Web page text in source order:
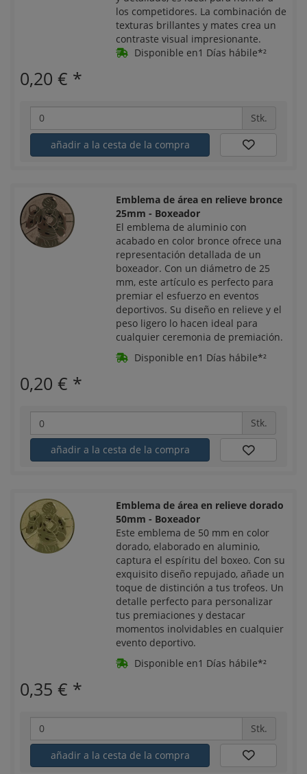
los competidores. La combinación de
texturas brillantes y mates crea un
contraste visual impresionante.
Disponible en1 Días hábile*²
0,20 € *
Stk.
añadir a la cesta de la compra
Emblema de área en relieve bronce
25mm - Boxeador
El emblema de aluminio con
acabado en color bronce ofrece una
representación detallada de un
boxeador. Con un diámetro de 25
mm, este artículo es perfecto para
premiar el esfuerzo en eventos
deportivos. Su diseño en relieve y el
peso ligero lo hacen ideal para
cualquier ceremonia de premiación.
Disponible en1 Días hábile*²
0,20 € *
Stk.
añadir a la cesta de la compra
Emblema de área en relieve dorado
50mm - Boxeador
Este emblema de 50 mm en color
dorado, elaborado en aluminio,
captura el espíritu del boxeo. Con su
exquisito diseño repujado, añade un
toque de distinción a tus trofeos. Un
detalle perfecto para personalizar
tus premiaciones y destacar
momentos inolvidables en cualquier
evento deportivo.
Disponible en1 Días hábile*²
0,35 € *
Stk.
añadir a la cesta de la compra